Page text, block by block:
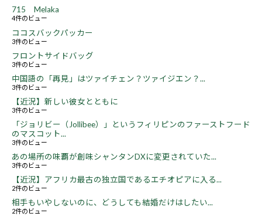
715 Melaka
4件のビュー
ココスバックパッカー
3件のビュー
フロントサイドバッグ
3件のビュー
中国語の「再見」はツァイチェン？ツァイジエン？...
3件のビュー
【近況】新しい彼女とともに
3件のビュー
「ジョリビー（Jollibee）」というフィリピンのファーストフード
のマスコット...
3件のビュー
あの場所の味覇が創味シャンタンDXに変更されていた...
3件のビュー
【近況】アフリカ最古の独立国であるエチオピアに入る...
2件のビュー
相手もいやしないのに、どうしても結婚だけはしたい...
2件のビュー